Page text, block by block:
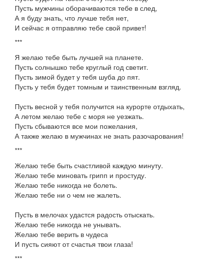
Пусть мужчины оборачиваются тебе в след,
А я буду знать, что лучше тебя нет,
И сейчас я отправляю тебе свой привет!
***
Я желаю тебе быть лучшей на планете.
Пусть солнышко тебе круглый год светит.
Пусть зимой будет у тебя шуба до пят.
Пусть у тебя будет томным и таинственным взгляд.
Пусть весной у тебя получится на курорте отдыхать,
А летом желаю тебе с моря не уезжать.
Пусть сбываются все мои пожелания,
А также желаю в мужчинах не знать разочарования!
***
Желаю тебе быть счастливой каждую минуту.
Желаю тебе миновать грипп и простуду.
Желаю тебе никогда не болеть.
Желаю тебе ни о чем не жалеть.
Пусть в мелочах удастся радость отыскать.
Желаю тебе никогда не унывать.
Желаю тебе верить в чудеса
И пусть сияют от счастья твои глаза!
***